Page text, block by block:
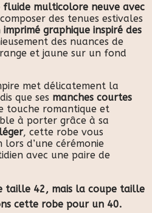
fluide multicolore neuve avec
des tenues estivales
imprimé graphique inspiré des
des nuances de
et jaune sur un fond
met délicatement la
que ses manches courtes
touche romantique et
à porter grâce à sa
, cette robe vous
lors d’une cérémonie
avec une paire de
taille 42, mais la coupe taille
cette robe pour un 40.